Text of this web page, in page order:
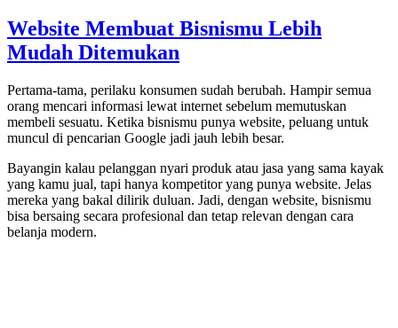
Website Membuat Bisnismu Lebih
Mudah Ditemukan
Pertama-tama, perilaku konsumen sudah berubah. Hampir semua
orang mencari informasi lewat internet sebelum memutuskan
membeli sesuatu. Ketika bisnismu punya website, peluang untuk
muncul di pencarian Google jadi jauh lebih besar.
Bayangin kalau pelanggan nyari produk atau jasa yang sama kayak
yang kamu jual, tapi hanya kompetitor yang punya website. Jelas
mereka yang bakal dilirik duluan. Jadi, dengan website, bisnismu
bisa bersaing secara profesional dan tetap relevan dengan cara
belanja modern.